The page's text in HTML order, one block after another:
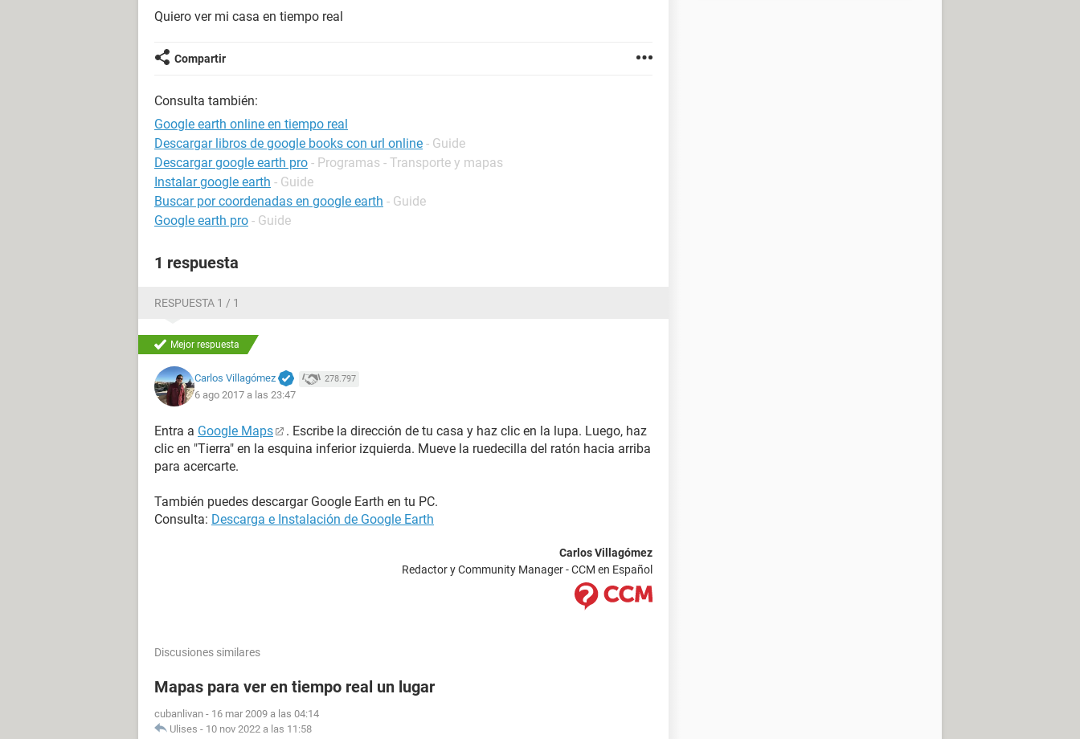
Quiero ver mi casa en tiempo real
Compartir
Consulta también:
Google earth online en tiempo real
Descargar libros de google books con url online - Guide
Descargar google earth pro - Programas - Transporte y mapas
Instalar google earth - Guide
Buscar por coordenadas en google earth - Guide
Google earth pro - Guide
1 respuesta
RESPUESTA 1 / 1
Mejor respuesta
Carlos Villagómez 278.797
6 ago 2017 a las 23:47
Entra a Google Maps
. Escribe la dirección de tu casa y haz clic en la lupa. Luego, haz
clic en "Tierra" en la esquina inferior izquierda. Mueve la ruedecilla del ratón hacia arriba
para acercarte.
También puedes descargar Google Earth en tu PC.
Consulta: Descarga e Instalación de Google Earth
Carlos Villagómez
Redactor y Community Manager - CCM en Español
Discusiones similares
Mapas para ver en tiempo real un lugar
cubanlivan - 16 mar 2009 a las 04:14
Ulises - 10 nov 2022 a las 11:58